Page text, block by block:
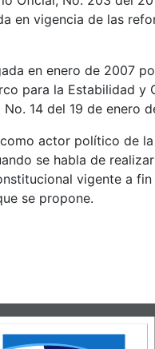
en vigencia de las
en enero de 2007
para la Estabilidad y
14 del 19 de enero
actor político de
se habla de
vigente a
se propone.